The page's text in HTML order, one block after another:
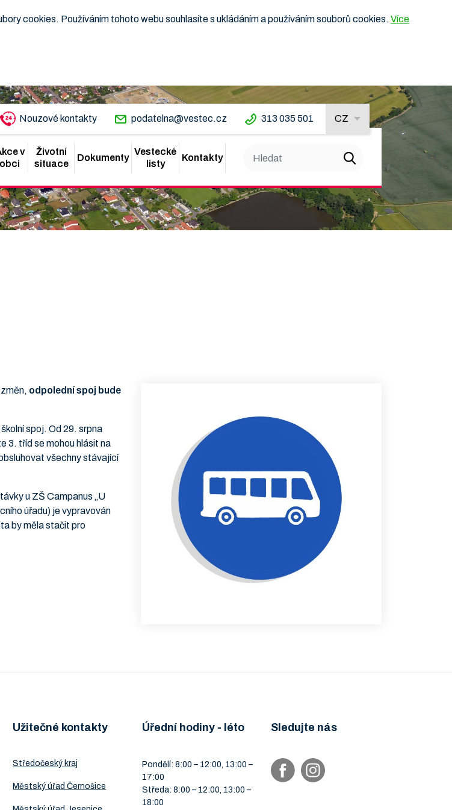
cookies. Používáním tohoto webu souhlasíte s ukládáním a používáním souborů cookies. Více
Nouzové kontakty podatelna@vestec.cz 313 035 501 CZ
v
obci
Životní
situace
Dokumenty
Vestecké
listy
Kontakty
odpolední spoj bude
spoj. Od 29. srpna
3. tříd se mohou hlásit na
všechny stávající
u ZŠ Campanus „U
úřadu) je vypravován
by měla stačit pro
Užitečné kontakty
Středočeský kraj
Městský úřad Černošice
Úřední hodiny - léto
Pondělí: 8:00 – 12:00, 13:00 –
17:00
Středa: 8:00 – 12:00, 13:00 –
18:00
Sledujte nás